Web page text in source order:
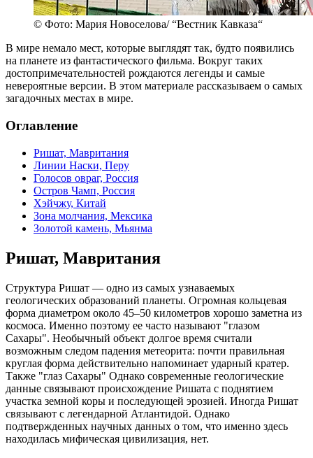
© Фото: Мария Новоселова/ “Вестник Кавказа“
В мире немало мест, которые выглядят так, будто появились
на планете из фантастического фильма. Вокруг таких
достопримечательностей рождаются легенды и самые
невероятные версии. В этом материале рассказываем о самых
загадочных местах в мире.
Оглавление
Ришат, Мавритания
Линии Наски, Перу
Голосов овраг, Россия
Остров Чамп, Россия
Хэйчжу, Китай
Зона молчания, Мексика
Золотой камень, Мьянма
Ришат, Мавритания
Структура Ришат — одно из самых узнаваемых
геологических образований планеты. Огромная кольцевая
форма диаметром около 45–50 километров хорошо заметна из
космоса. Именно поэтому ее часто называют "глазом
Сахары". Необычный объект долгое время считали
возможным следом падения метеорита: почти правильная
круглая форма действительно напоминает ударный кратер.
Также "глаз Сахары" Однако современные геологические
данные связывают происхождение Ришата с поднятием
участка земной коры и последующей эрозией. Иногда Ришат
связывают с легендарной Атлантидой. Однако
подтвержденных научных данных о том, что именно здесь
находилась мифическая цивилизация, нет.